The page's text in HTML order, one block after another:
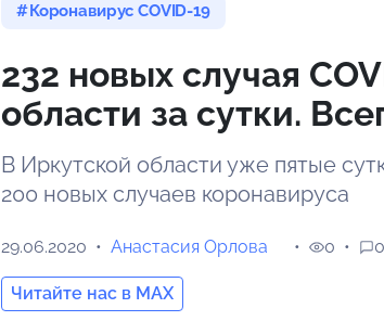
Коронавирус COVID-19
232 новых случая
области за сутки.
В Иркутской области уже пятые
200 новых случаев коронавируса
29.06.2020 Анастасия Орлова
Читайте нас в MAX
0 0